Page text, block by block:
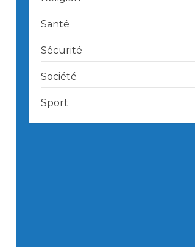
Santé
Sécurité
Société
Sport